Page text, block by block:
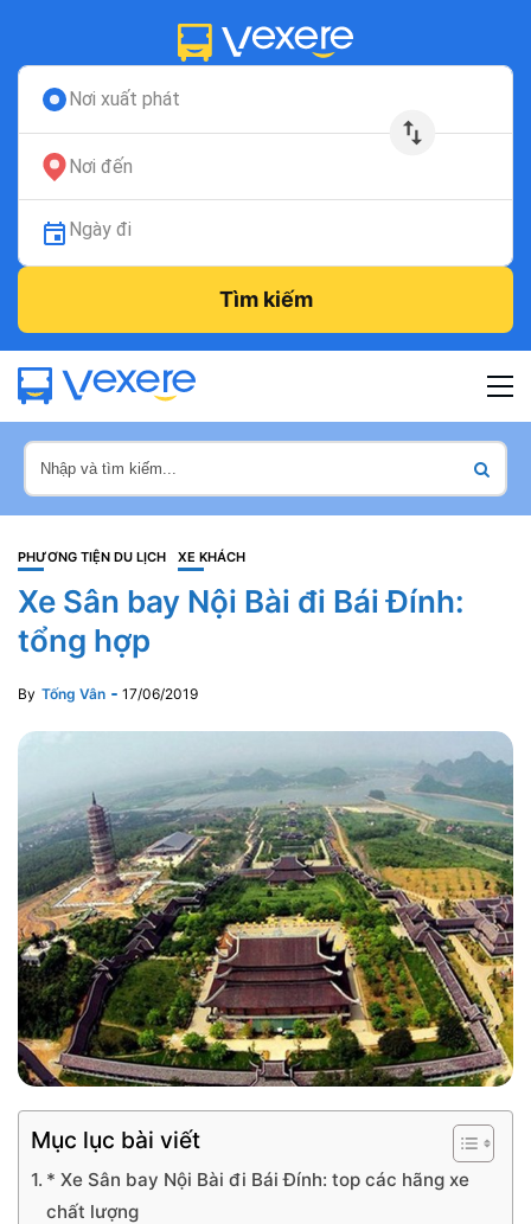
Nơi xuất phát
Nơi đến
Ngày đi
Tìm kiếm
PHƯƠNG TIỆN DU LỊCH XE KHÁCH
Xe Sân bay Nội Bài đi Bái Đính:
tổng hợp
By Tống Vân 17/06/2019
Mục lục bài viết
* Xe Sân bay Nội Bài đi Bái Đính: top các hãng xe
chất lượng